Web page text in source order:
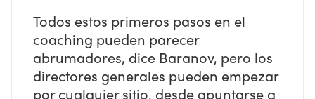
Todos estos primeros pasos en el
coaching pueden parecer
abrumadores, dice Baranov, pero los
directores generales pueden empezar
por cualquier sitio, desde apuntarse a